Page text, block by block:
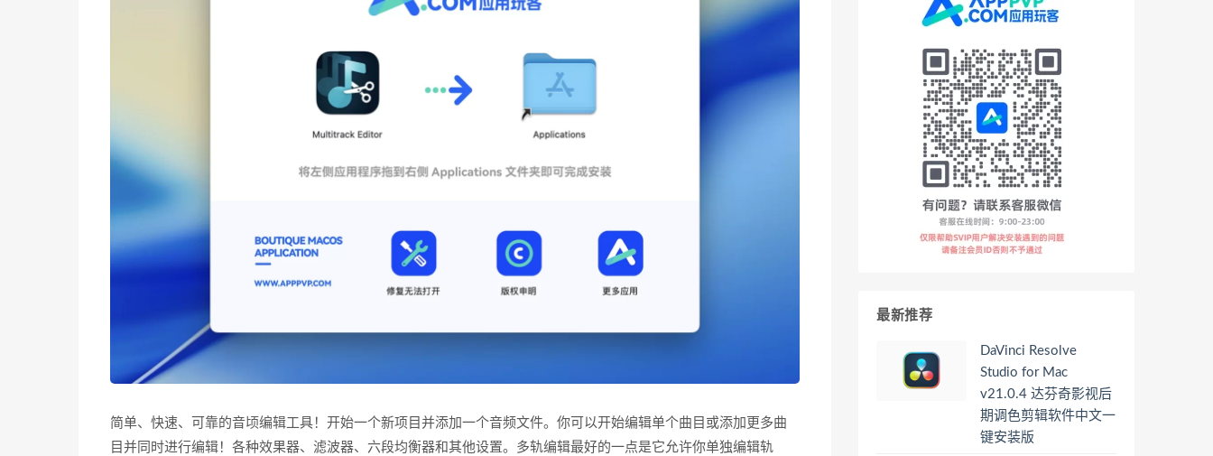
简单、快速、可靠的音顷编辑工具！开始一个新项目并添加一个音频文件。你可以开始编辑单个曲目或添加更多曲
目并同时进行编辑！各种效果器、滤波器、六段均衡器和其他设置。多轨编辑最好的一点是它允许你单独编辑轨
最新推荐
DaVinci Resolve
Studio for Mac
v21.0.4 达芬奇影视后
期调色剪辑软件中文一
键安装版